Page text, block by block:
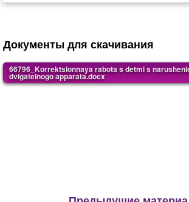
Документы для скачивания
66796_Korrektsionnaya rabota s detmi s
dvigatelnogo apparata.docx